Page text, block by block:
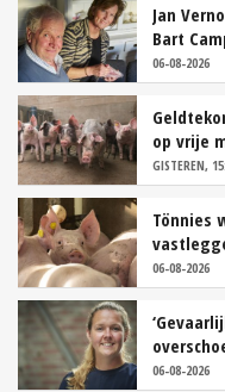
Jan
Bart
06-08-2026
op vrije
GISTEREN,
Tönnies
06-08-2026
06-08-2026